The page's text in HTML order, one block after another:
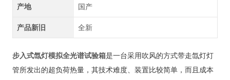
产地 国产
产品新旧 全新
步入式氙灯模拟全光谱试验箱是一台采用吹风的方式带走氙灯灯
管所发出的超负荷热量，其技术难度、 装置比较简单，而且成本